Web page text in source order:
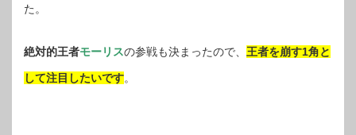
た。
絶対的王者モーリスの参戦も決まったので、 王者を崩す1角と
して注目したいです。